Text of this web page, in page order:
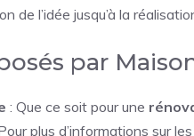
de l’idée jusqu’à la
par
: Que ce soit pour une
plus d’informations sur